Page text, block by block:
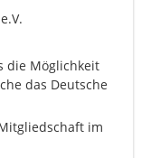
die Möglichkeit
das Deutsche
im